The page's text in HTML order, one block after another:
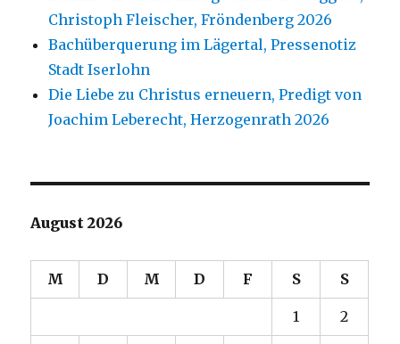
Christoph Fleischer, Fröndenberg 2026
Bachüberquerung im Lägertal, Pressenotiz
Stadt Iserlohn
Die Liebe zu Christus erneuern, Predigt von
Joachim Leberecht, Herzogenrath 2026
August 2026
M D M D F S S
1 2